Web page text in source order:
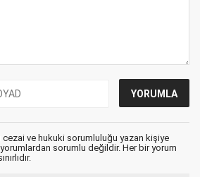
cezai ve hukuki sorumluluğu yazan kişiye
sorumlu değildir. Her bir yorum